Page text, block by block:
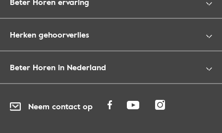
Herken gehoorverlies
Beter Horen in Nederland
Neem contact op